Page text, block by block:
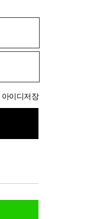
아이디저장